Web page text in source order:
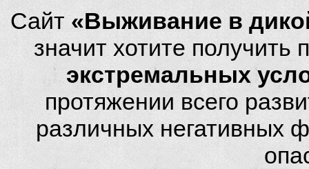
Сайт «Выживание в
значит хотите
экстремальных
протяжении всего
различных негативных